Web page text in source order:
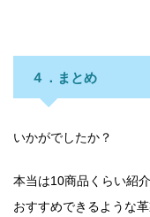
４．まとめ
いかがでしたか？
本当は10商品くらい紹
おすすめできるような